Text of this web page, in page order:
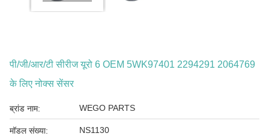
पी/जी/आर/टी सीरीज यूरो 6 OEM 5WK97401 2294291 2064769
के लिए नोक्स सेंसर
ब्रांड नाम: WEGO PARTS
मॉडल संख्या: NS1130